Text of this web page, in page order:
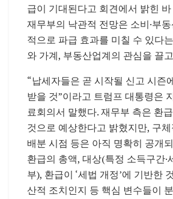
급이 기대된다고 회견에서 밝힌
재무부의 낙관적 전망은 소비·부
적으로 파급 효과를 미칠 수 있다
와 가계, 부동산업계의 관심을 끌
“납세자들은 곧 시작될 신고 시즌
받을 것”이라고 트럼프 대통령은
료회의서 말했다. 재무부 측은 환
것으로 예상한다고 밝혔지만, 구체
배분 시점 등은 아직 명확히 공개
환급의 총액, 대상(특정 소득구간·
부), 환급이 ‘세법 개정’에 기반한
산적 조치인지 등 핵심 변수들이